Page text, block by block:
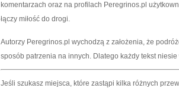
komentarzach oraz na profilach Peregrinos.pl
łączy miłość do drogi.
Autorzy Peregrinos.pl wychodzą z założenia, że
sposób patrzenia na innych. Dlatego każdy tekst
Jeśli szukasz miejsca, które zastąpi kilka różnych